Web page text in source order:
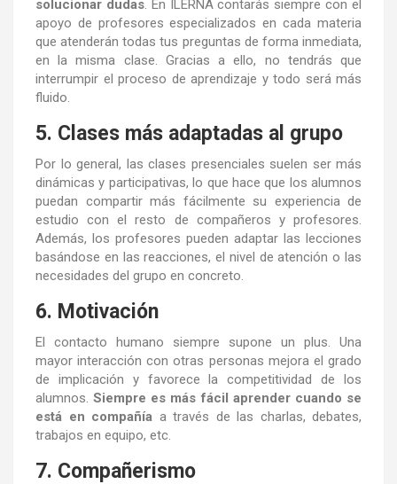
solucionar dudas. En ILERNA contarás siempre con el
apoyo de profesores especializados en cada materia
que atenderán todas tus preguntas de forma inmediata,
en la misma clase. Gracias a ello, no tendrás que
interrumpir el proceso de aprendizaje y todo será más
fluido.
5. Clases más adaptadas al grupo
Por lo general, las clases presenciales suelen ser más
dinámicas y participativas, lo que hace que los alumnos
puedan compartir más fácilmente su experiencia de
estudio con el resto de compañeros y profesores.
Además, los profesores pueden adaptar las lecciones
basándose en las reacciones, el nivel de atención o las
necesidades del grupo en concreto.
6. Motivación
El contacto humano siempre supone un plus. Una
mayor interacción con otras personas mejora el grado
de implicación y favorece la competitividad de los
alumnos.Siempre es más fácil aprender cuando se
está en compañía a través de las charlas, debates,
trabajos en equipo, etc.
7. Compañerismo